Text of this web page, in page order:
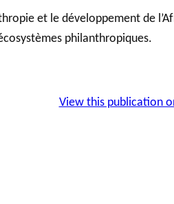
et le développement de
philanthropiques.
View this publication